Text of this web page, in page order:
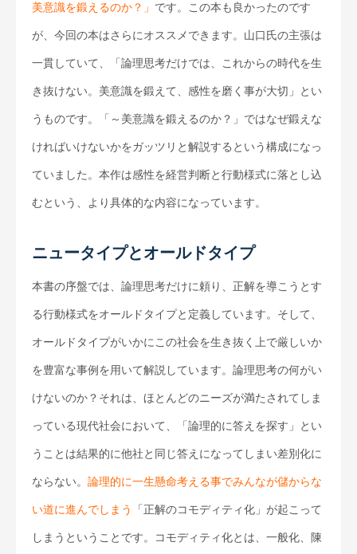
美意識を鍛えるのか？」 です。この本も良かったのです
が、今回の本はさらにオススメできます。山口氏の主張は
一貫していて、「論理思考だけでは、これからの時代を生
き抜けない。美意識を鍛えて、感性を磨く事が大切」とい
うものです。「～美意識を鍛えるのか？」ではなぜ鍛えな
ければいけないかをガッツリと解説するという構成になっ
ていました。本作は感性を経営判断と行動様式に落とし込
むという、より具体的な内容になっています。
ニュータイプとオールドタイプ
本書の序盤では、論理思考だけに頼り、正解を導こうとす
る行動様式をオールドタイプと定義しています。そして、
オールドタイプがいかにこの社会を生き抜く上で厳しいか
を豊富な事例を用いて解説しています。論理思考の何がい
けないのか？それは、ほとんどのニーズが満たされてしま
っている現代社会において、「論理的に答えを探す」とい
うことは結果的に他社と同じ答えになってしまい差別化に
ならない。 論理的に一生懸命考える事でみんなが儲からな
い道に進んでしまう 「正解のコモディティ化」が起こって
しまうということです。コモディティ化とは、一般化、陳